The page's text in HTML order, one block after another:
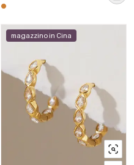
magazzino in Cina